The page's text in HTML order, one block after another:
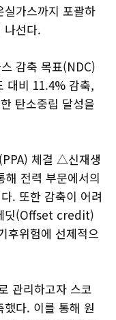
가스까지 포괄하
나선다.
감축 목표(NDC)
대비 11.4% 감축,
탄소중립 달성을
체결 △신재생
해 전력 부문에서의
. 또한 감축이 어려
딧(Offset credit)
후위험에 선제적으
관리하고자 스코
다. 이를 통해 원